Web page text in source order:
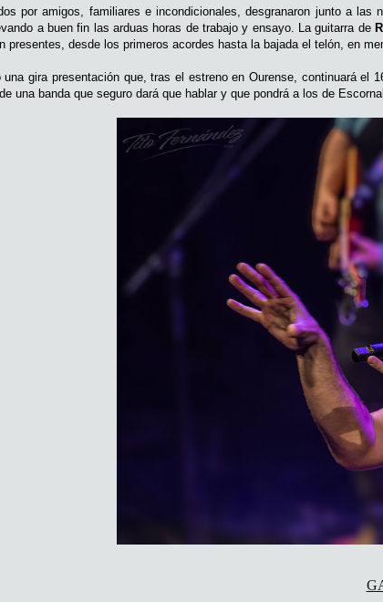
por amigos, familiares e incondicionales, desgranaron junto a
a buen fin las arduas horas de trabajo y ensayo. La guitarra de
presentes, desde los primeros acordes hasta la bajada el telón, en
una gira presentación que, tras el estreno en Ourense, continuará
una banda que seguro dará que hablar y que pondrá a los de